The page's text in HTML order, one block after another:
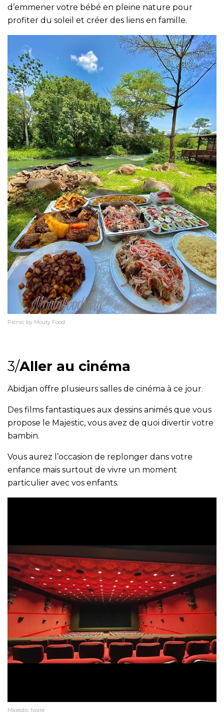
d’emmener votre bébé en pleine nature pour
profiter du soleil et créer des liens en famille.
Picnic by Mouty Food
3/Aller au cinéma
Abidjan offre plusieurs salles de cinéma à ce jour.
Des films fantastiques aux dessins animés que vous
propose le Majestic, vous avez de quoi divertir votre
bambin.
Vous aurez l’occasion de replonger dans votre
enfance mais surtout de vivre un moment
particulier avec vos enfants.
Majestic Ivoire